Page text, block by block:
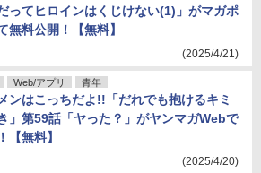
ってヒロインはくじけない(1)」がマガポ
無料公開！【無料】
(2025/4/21)
Web/アプリ 青年
ンはこっちだよ!!「だれでも抱けるキミ
」第59話「ヤった？」がヤンマガWebで
【無料】
(2025/4/20)